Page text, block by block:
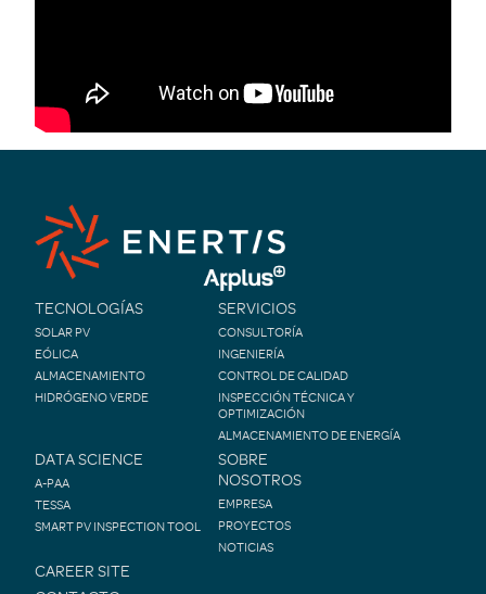
TECNOLOGÍAS
SOLAR PV
EÓLICA
ALMACENAMIENTO
HIDRÓGENO VERDE
SERVICIOS
CONSULTORÍA
INGENIERÍA
CONTROL DE CALIDAD
INSPECCIÓN TÉCNICA Y
OPTIMIZACIÓN
ALMACENAMIENTO DE ENERGÍA
DATA SCIENCE
A-PAA
TESSA
SMART PV INSPECTION TOOL
SOBRE
NOSOTROS
EMPRESA
PROYECTOS
NOTICIAS
CAREER SITE